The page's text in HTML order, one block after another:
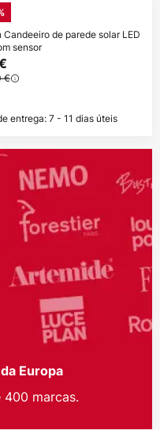
Candeeiro de parede solar LED
sensor
€
entrega: 7 - 11 dias úteis
Europa
400 marcas.